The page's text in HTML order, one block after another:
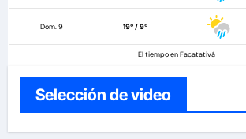
Dom. 9 19º / 9º
El tiempo en Facatativá
Selección de video